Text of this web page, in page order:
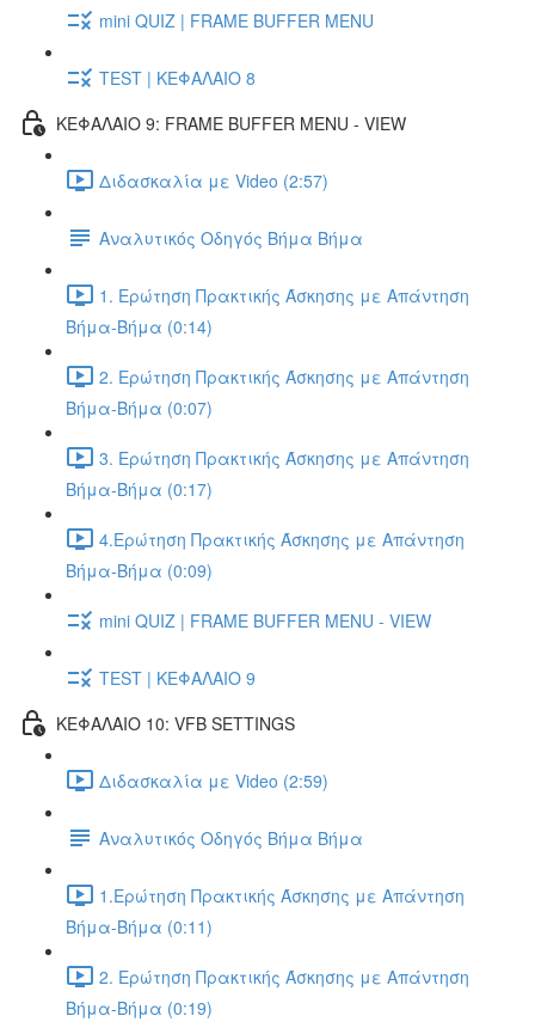
mini QUIZ | FRAME BUFFER MENU
TEST | ΚΕΦΑΛΑΙΟ 8
ΚΕΦΑΛΑΙΟ 9: FRAME BUFFER MENU - VIEW
Διδασκαλία με Video (2:57)
Αναλυτικός Οδηγός Βήμα Βήμα
1. Ερώτηση Πρακτικής Άσκησης με Απάντηση
Βήμα-Βήμα (0:14)
2. Ερώτηση Πρακτικής Άσκησης με Απάντηση
Βήμα-Βήμα (0:07)
3. Ερώτηση Πρακτικής Άσκησης με Απάντηση
Βήμα-Βήμα (0:17)
4.Ερώτηση Πρακτικής Άσκησης με Απάντηση
Βήμα-Βήμα (0:09)
mini QUIZ | FRAME BUFFER MENU - VIEW
TEST | ΚΕΦΑΛΑΙΟ 9
ΚΕΦΑΛΑΙΟ 10: VFB SETTINGS
Διδασκαλία με Video (2:59)
Αναλυτικός Οδηγός Βήμα Βήμα
1.Ερώτηση Πρακτικής Άσκησης με Απάντηση
Βήμα-Βήμα (0:11)
2. Ερώτηση Πρακτικής Άσκησης με Απάντηση
Βήμα-Βήμα (0:19)